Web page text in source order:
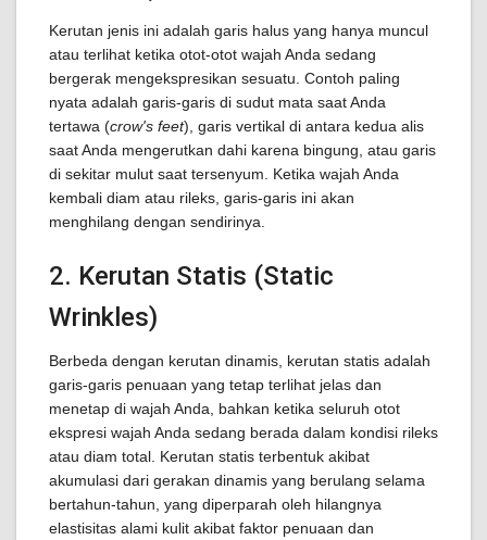
Kerutan jenis ini adalah garis halus yang hanya muncul
atau terlihat ketika otot-otot wajah Anda sedang
bergerak mengekspresikan sesuatu. Contoh paling
nyata adalah garis-garis di sudut mata saat Anda
tertawa (crow's feet), garis vertikal di antara kedua alis
saat Anda mengerutkan dahi karena bingung, atau garis
di sekitar mulut saat tersenyum. Ketika wajah Anda
kembali diam atau rileks, garis-garis ini akan
menghilang dengan sendirinya.
2. Kerutan Statis (Static
Wrinkles)
Berbeda dengan kerutan dinamis, kerutan statis adalah
garis-garis penuaan yang tetap terlihat jelas dan
menetap di wajah Anda, bahkan ketika seluruh otot
ekspresi wajah Anda sedang berada dalam kondisi rileks
atau diam total. Kerutan statis terbentuk akibat
akumulasi dari gerakan dinamis yang berulang selama
bertahun-tahun, yang diperparah oleh hilangnya
elastisitas alami kulit akibat faktor penuaan dan